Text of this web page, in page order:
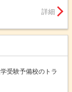
詳細
受験予備校のトラ